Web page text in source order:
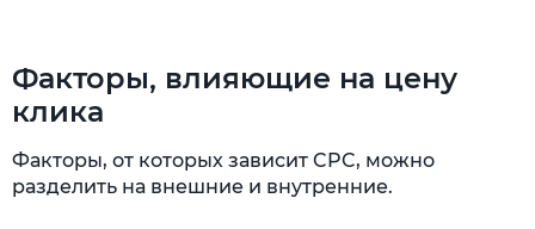
Факторы, влияющие на цену
клика
Факторы, от которых зависит CPC, можно
разделить на внешние и внутренние.